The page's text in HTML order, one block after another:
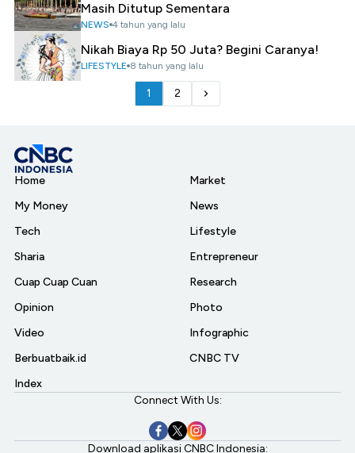
Masih Ditutup Sementara
NEWS 4 tahun yang lalu
Nikah Biaya Rp 50 Juta? Begini Caranya!
LIFESTYLE 8 tahun yang lalu
1 2
Home
My Money
Tech
Sharia
Cuap Cuap Cuan
Opinion
Video
Berbuatbaik.id
Index
Market
News
Lifestyle
Entrepreneur
Research
Photo
Infographic
CNBC TV
Connect With Us:
Download aplikasi CNBC Indonesia: